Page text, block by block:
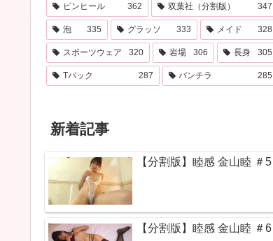
ピンヒール 362 双葉社（分割版） 347
泡 335 グラッソ 333 メイド 328
スポーツウェア 320 岩場 306 長身 305
Tバック 287 パンチラ 285
新着記事
【分割版】睦感 金山睦 ＃5
【分割版】睦感 金山睦 ＃6